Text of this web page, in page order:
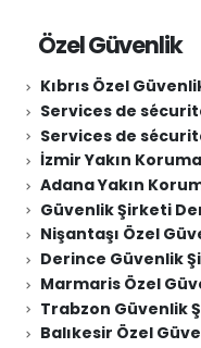
Özel Güvenlik
Kıbrıs Özel
Services de
Services de
İzmir Yakın
Adana Yakın
Güvenlik Şirketi
Nişantaşı Özel
Derince Güvenlik
Marmaris Özel
Trabzon Güvenlik
Balıkesir Özel